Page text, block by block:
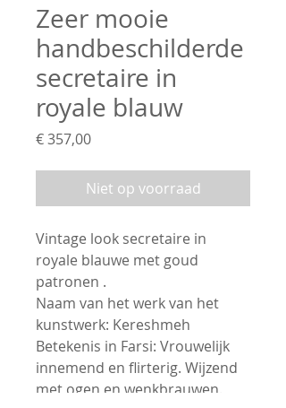
Zeer mooie
handbeschilderde
secretaire in
royale blauw
€ 357,00Prijs
Niet op voorraad
Vintage look secretaire in
royale blauwe met goud
patronen .
Naam van het werk van het
kunstwerk: Kereshmeh
Betekenis in Farsi: Vrouwelijk
innemend en flirterig. Wijzend
met ogen en wenkbrauwen.